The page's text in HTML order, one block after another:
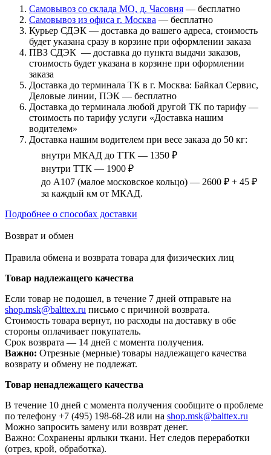
Самовывоз со склада МО, д. Часовня — бесплатно
Самовывоз из офиса г. Москва — бесплатно
Курьер СДЭК — доставка до вашего адреса, стоимость
будет указана сразу в корзине при оформлении заказа
ПВЗ СДЭК — доставка до пункта выдачи заказов,
стоимость будет указана в корзине при оформлении
заказа
Доставка до терминала ТК в г. Москва: Байкал Сервис,
Деловые линии, ПЭК — бесплатно
Доставка до терминала любой другой ТК по тарифу —
стоимость по тарифу услуги «Доставка нашим
водителем»
Доставка нашим водителем при весе заказа до 50 кг:
внутри МКАД до ТТК — 1350 ₽
внутри ТТК — 1900 ₽
до А107 (малое московское кольцо) — 2600 ₽ + 45 ₽
за каждый км от МКАД.
Подробнее о способах доставки
Возврат и обмен
Правила обмена и возврата товара для физических лиц
Товар надлежащего качества
Если товар не подошел, в течение 7 дней отправьте на
shop.msk@balttex.ru письмо с причиной возврата.
Стоимость товара вернут, но расходы на доставку в обе
стороны оплачивает покупатель.
Срок возврата — 14 дней с момента получения.
Важно: Отрезные (мерные) товары надлежащего качества
возврату и обмену не подлежат.
Товар ненадлежащего качества
В течение 10 дней с момента получения сообщите о проблеме
по телефону +7 (495) 198-68-28 или на shop.msk@balttex.ru
Можно запросить замену или возврат денег.
Важно: Сохранены ярлыки ткани. Нет следов переработки
(отрез, крой, обработка).